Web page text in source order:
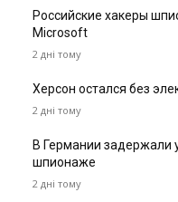
Российские хакеры
Microsoft
2 дні тому
Херсон остался без
2 дні тому
В Германии задержали
шпионаже
2 дні тому